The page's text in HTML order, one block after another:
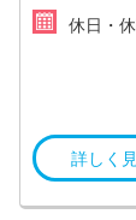
残業時
休日・
詳しく